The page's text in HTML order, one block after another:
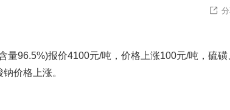

量96.5%)报价4100元/吨，价格上涨100元/吨，硫
价格上涨。